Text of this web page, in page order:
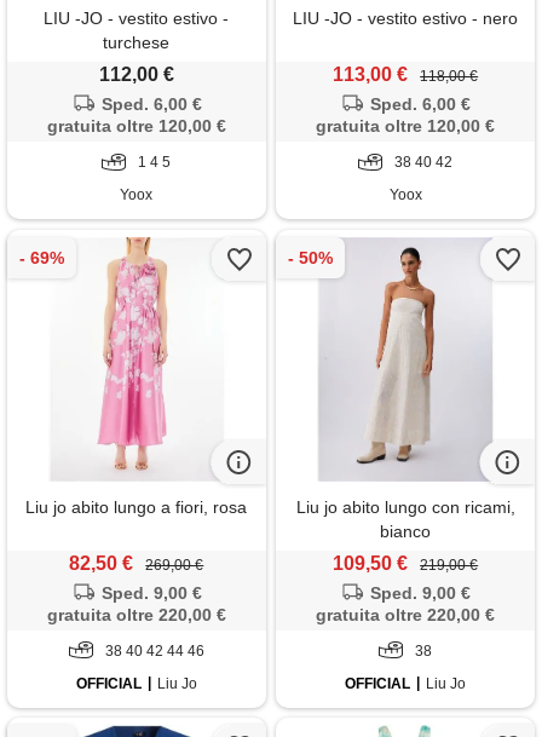
LIU -JO - vestito estivo -
turchese
112,00 €
Sped. 6,00 €
gratuita oltre 120,00 €
1 4 5
Yoox
LIU -JO - vestito estivo - nero
113,00 € 118,00 €
Sped. 6,00 €
gratuita oltre 120,00 €
38 40 42
Yoox
Liu jo abito lungo a fiori, rosa
82,50 € 269,00 €
Sped. 9,00 €
gratuita oltre 220,00 €
38 40 42 44 46
OFFICIAL
Liu Jo
Liu jo abito lungo con ricami,
bianco
109,50 € 219,00 €
Sped. 9,00 €
gratuita oltre 220,00 €
38
OFFICIAL
Liu Jo